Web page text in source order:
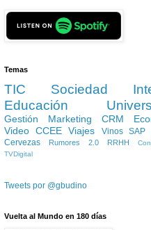
Temas
TIC Sociedad
Educación
Gestión Marketing CRM
Video CCEE Viajes Vinos SAP
Cervezas
Rumores 2.0 RRHH
TVDigital
Tweets por @gbudino
Vuelta al Mundo en 180 días